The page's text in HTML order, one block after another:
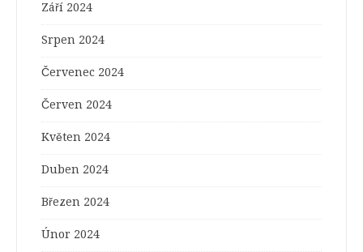
Září 2024
Srpen 2024
Červenec 2024
Červen 2024
Květen 2024
Duben 2024
Březen 2024
Únor 2024